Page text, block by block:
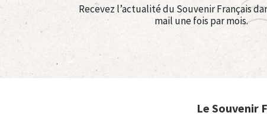
Recevez l’actualité du Souvenir Français
mail une fois par mois.
Le Souvenir